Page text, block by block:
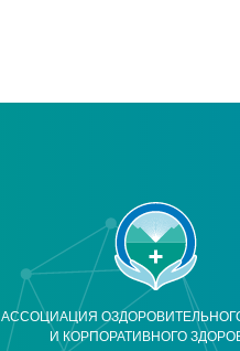
АССОЦИАЦИЯ
И КОРПОРАТИВНОГО